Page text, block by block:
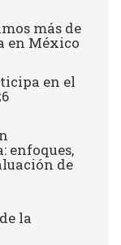
más de
en México
en el
enfoques,
de
la